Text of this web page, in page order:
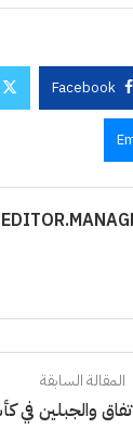
Facebook
المقالة السابقة
والجبلين في